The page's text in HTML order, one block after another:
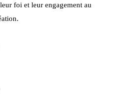
foi et leur engagement au